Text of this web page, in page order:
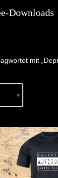
Downloads
mit